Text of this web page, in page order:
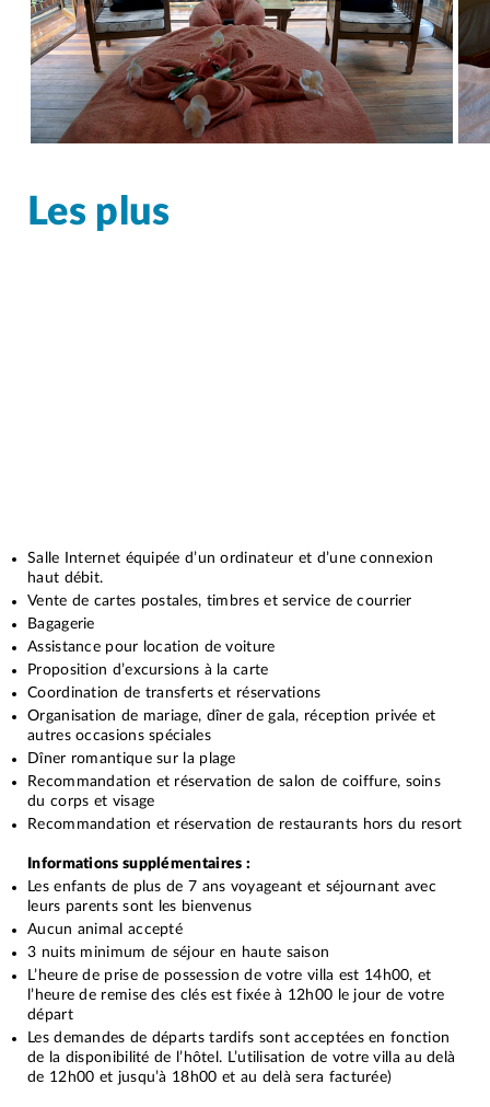
Les plus
Salle Internet équipée d’un ordinateur et d’une connexion
haut débit.
Vente de cartes postales, timbres et service de courrier
Bagagerie
Assistance pour location de voiture
Proposition d’excursions à la carte
Coordination de transferts et réservations
Organisation de mariage, dîner de gala, réception privée et
autres occasions spéciales
Dîner romantique sur la plage
Recommandation et réservation de salon de coiffure, soins
du corps et visage
Recommandation et réservation de restaurants hors du resort
Informations supplémentaires :
Les enfants de plus de 7 ans voyageant et séjournant avec
leurs parents sont les bienvenus
Aucun animal accepté
3 nuits minimum de séjour en haute saison
L’heure de prise de possession de votre villa est 14h00, et
l’heure de remise des clés est fixée à 12h00 le jour de votre
départ
Les demandes de départs tardifs sont acceptées en fonction
de la disponibilité de l’hôtel. L’utilisation de votre villa au delà
de 12h00 et jusqu’à 18h00 et au delà sera facturée)